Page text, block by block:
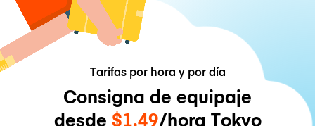
Tarifas por hora y por día
Consigna de equipaje
desde $1.49/hora Tokyo